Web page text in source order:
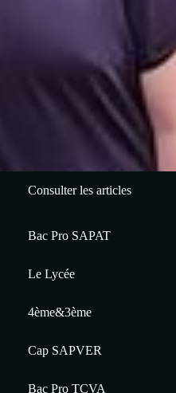
Consulter les articles
Bac Pro SAPAT
Le Lycée
4ème&3ème
Cap SAPVER
Bac Pro TCVA